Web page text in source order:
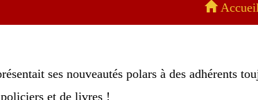
ses nouveautés polars à des adhérents
et de livres !